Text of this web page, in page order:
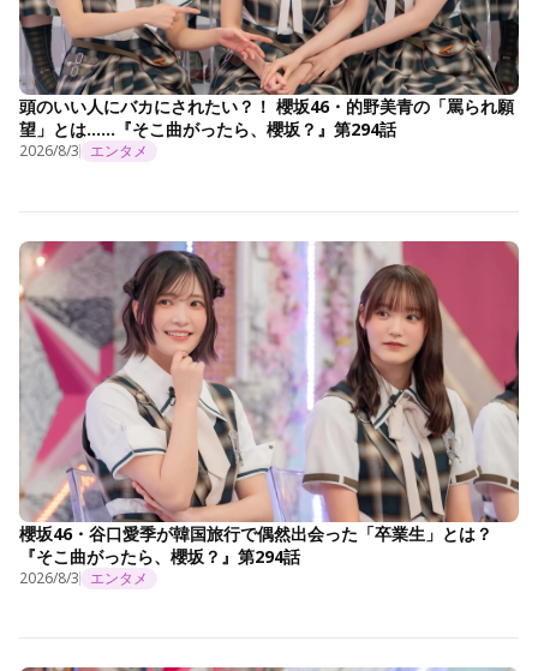
頭のいい人にバカにされたい？！ 櫻坂46・的野美青の「罵られ願
望」とは……『そこ曲がったら、櫻坂？』第294話
2026/8/3 エンタメ
櫻坂46・谷口愛季が韓国旅行で偶然出会った「卒業生」とは？
『そこ曲がったら、櫻坂？』第294話
2026/8/3 エンタメ